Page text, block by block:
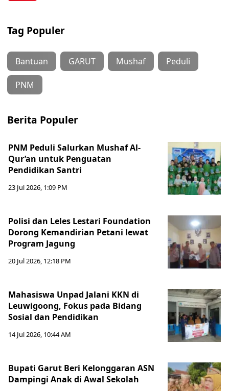
Tag Populer
Bantuan GARUT Mushaf Peduli
PNM
Berita Populer
PNM Peduli Salurkan Mushaf Al-
Qur’an untuk Penguatan
Pendidikan Santri
23 Jul 2026, 1:09 PM
Polisi dan Leles Lestari Foundation
Dorong Kemandirian Petani lewat
Program Jagung
20 Jul 2026, 12:18 PM
Mahasiswa Unpad Jalani KKN di
Leuwigoong, Fokus pada Bidang
Sosial dan Pendidikan
14 Jul 2026, 10:44 AM
Bupati Garut Beri Kelonggaran ASN
Dampingi Anak di Awal Sekolah